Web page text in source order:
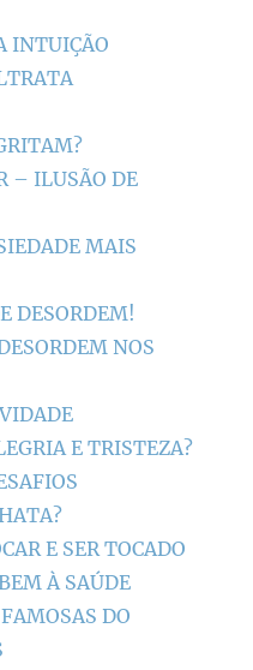
INTUIÇÃO
– ILUSÃO DE
MAIS
DESORDEM!
NOS
E TRISTEZA?
E SER TOCADO
À SAÚDE
DO